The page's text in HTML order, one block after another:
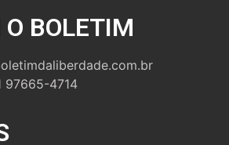
O BOLETIM
97665-4714